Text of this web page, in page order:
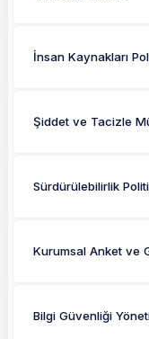
İnsan Kaynakları
Şiddet ve Tacizle
Sürdürülebilirlik
Kurumsal Anket ve
Bilgi Güvenliği